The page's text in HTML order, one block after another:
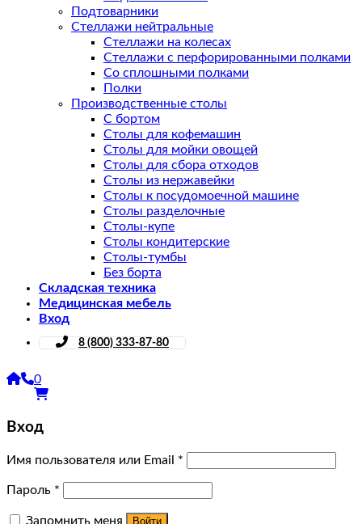
Подтоварники
Стеллажи нейтральные
Стеллажи на колесах
Стеллажи с перфорированными полками
Со сплошными полками
Полки
Производственные столы
С бортом
Столы для кофемашин
Столы для мойки овощей
Столы для сбора отходов
Столы из нержавейки
Столы к посудомоечной машине
Столы разделочные
Столы-купе
Столы кондитерские
Столы-тумбы
Без борта
Складская техника
Медицинская мебель
Вход
8 (800) 333-87-80
0
Вход
Имя пользователя или Email *
Пароль *
Запомнить меня Войти